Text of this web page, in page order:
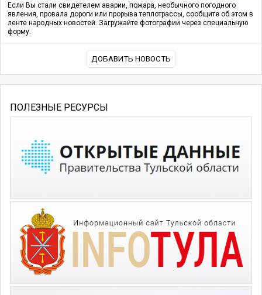
Если Вы стали свидетелем аварии, пожара, необычного погодного
явления, провала дороги или прорыва теплотрассы, сообщите об этом в
ленте народных новостей. Загружайте фотографии через специальную
форму.
ДОБАВИТЬ НОВОСТЬ
ПОЛЕЗНЫЕ РЕСУРСЫ